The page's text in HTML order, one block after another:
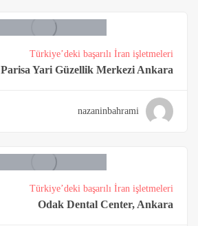
Türkiye’deki başarılı İran işletmeleri
Parisa Yari Güzellik Merkezi Ankara
nazaninbahrami
Türkiye’deki başarılı İran işletmeleri
Odak Dental Center, Ankara